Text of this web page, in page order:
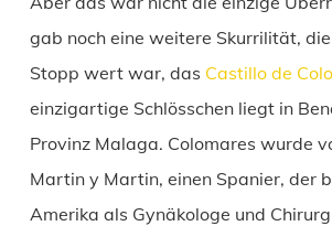
gab noch eine weitere Skurrilität,
Stopp wert war, das Castillo de
einzigartige Schlösschen liegt in
Provinz Malaga. Colomares wurde
Martin y Martin, einen Spanier, der
Amerika als Gynäkologe und